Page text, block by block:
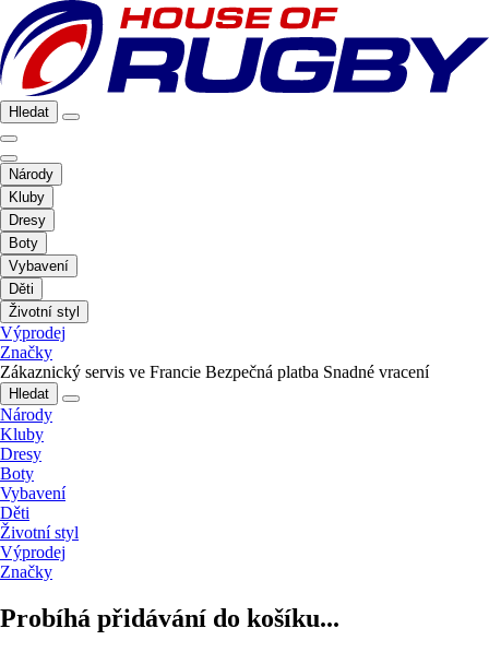
Hledat
Národy
Kluby
Dresy
Boty
Vybavení
Děti
Životní styl
Výprodej
Značky
Zákaznický servis ve Francie Bezpečná platba Snadné vracení
Hledat
Národy
Kluby
Dresy
Boty
Vybavení
Děti
Životní styl
Výprodej
Značky
Probíhá přidávání do košíku...